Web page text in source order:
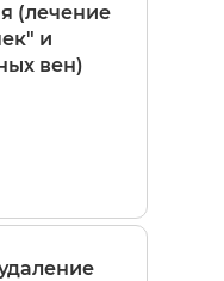
(лечение
и
вен)